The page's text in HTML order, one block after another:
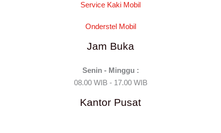
Service Kaki Mobil
Onderstel Mobil
Jam Buka
Senin - Minggu :
08.00 WIB - 17.00 WIB
Kantor Pusat